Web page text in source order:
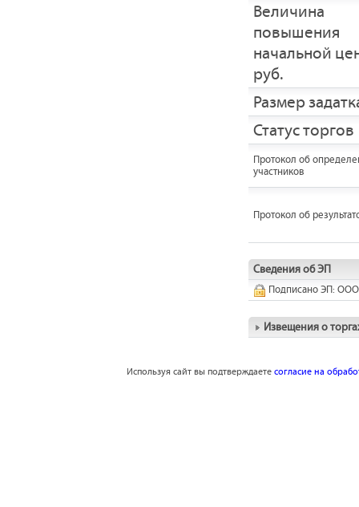
Величина
повышения
начальной
руб.
Размер
Статус торгов
Протокол об
участников
Протокол об
Сведения об ЭП
Подписано ЭП:
Извещения о
Используя сайт вы подтверждаете согласие на